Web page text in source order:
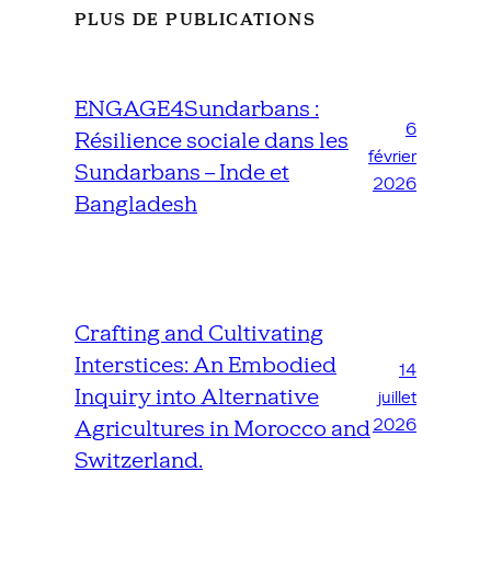
PLUS DE PUBLICATIONS
ENGAGE4Sundarbans :
Résilience sociale dans les
Sundarbans – Inde et
Bangladesh
6
février
2026
Crafting and Cultivating
Interstices: An Embodied
Inquiry into Alternative
Agricultures in Morocco and
Switzerland.
14
juillet
2026